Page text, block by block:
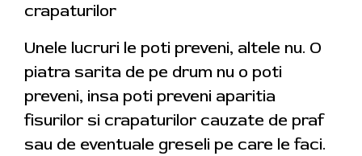
crapaturilor
Unele lucruri le poti preveni, altele nu. O
piatra sarita de pe drum nu o poti
preveni, insa poti preveni aparitia
fisurilor si crapaturilor cauzate de praf
sau de eventuale greseli pe care le faci.